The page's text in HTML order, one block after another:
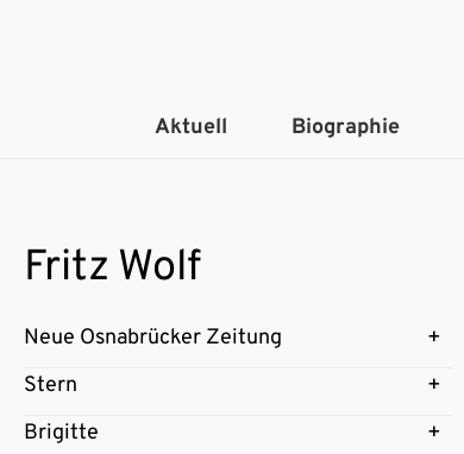
Aktuell Biographie
Fritz Wolf
Neue Osnabrücker Zeitung
Stern
Brigitte